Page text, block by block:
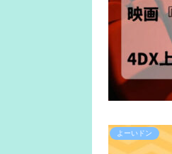
よーいドン